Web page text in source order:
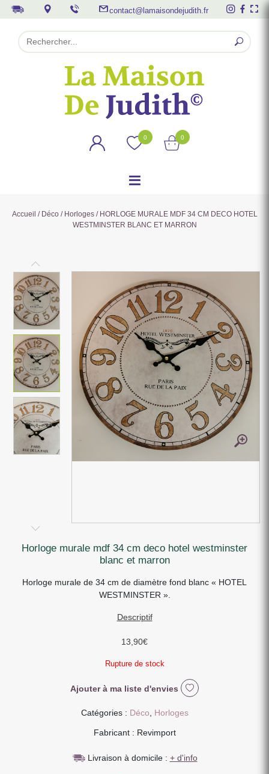
contact@lamaisondejudith.fr
0 0
Accueil / Déco/ Horloges/ HORLOGE MURALE MDF 34 CM DECO HOTEL
WESTMINSTER BLANC ET MARRON
horloge murale mdf 34 cm deco hotel westminster
blanc et marron
Horloge murale de 34 cm de diamètre fond blanc « HOTEL
WESTMINSTER ».
Descriptif
13,90€
Rupture de stock
Ajouter à ma liste d'envies
Catégories : Déco Horloges
Fabricant : Revimport
Livraison à domicile : + d'info